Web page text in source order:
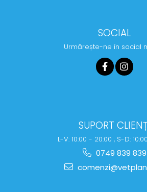
SOCIAL
Urmărește-ne în social
SUPORT
L-V: 10:00 - 20:00 , S-D:
0749 839 839